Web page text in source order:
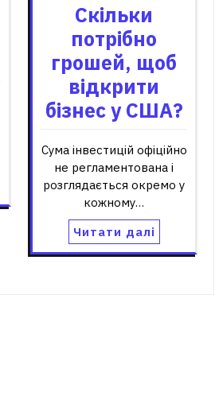
Скільки
потрібно
грошей, щоб
відкрити
бізнес у США?
Сума інвестицій офіційно
не регламентована і
розглядається окремо у
кожному…
Читати далі